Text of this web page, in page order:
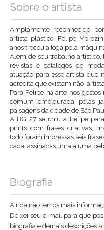
Sobre o artista
Amplamente reconhecido
artista plástico, Felipe
anos trocou a toga pela
Além de seu trabalho artístico,
revistas e catálogos de
atuação para esse artista que
acredita que existam não-
Para Felipe há arte nos
comum emoldurada pelas
paisagens da cidade de São
A BG 27 se uniu a Felipe
prints com frases criativas,
todo foram impressas seis
cada, assinadas uma a uma
Biografia
Ainda não temos mais
Deixei seu e-mail para que
biografia e demais descrições